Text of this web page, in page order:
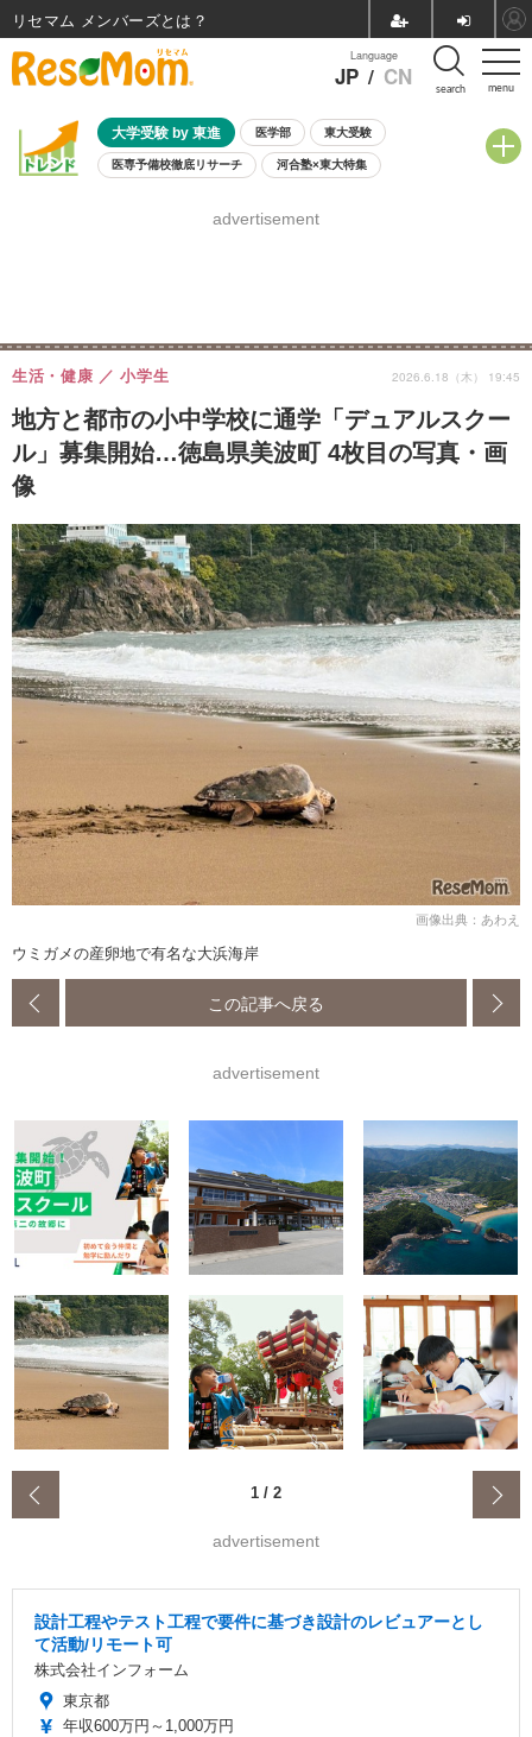
menu
Language
JP / CN search
大学受験 by 東進 医学部 東大受験
医専予備校徹底リサーチ 河合塾×東大特集
8月開催学校説明会・相談会
advertisement
地方と都市の小中学校に通学「デュアルスクー
ル」募集開始…徳島県美波町 4枚目の写真・画
像
生活・健康 小学生 2026.6.18（木） 19:45
画像出典：あわえ
ウミガメの産卵地で有名な大浜海岸
この記事へ戻る
advertisement
1 / 2
advertisement
設計工程やテスト工程で要件に基づき設計のレビュアーとし
て活動/リモート可
株式会社インフォーム
東京都
年収600万円～1,000万円
リセマム メンバーズ